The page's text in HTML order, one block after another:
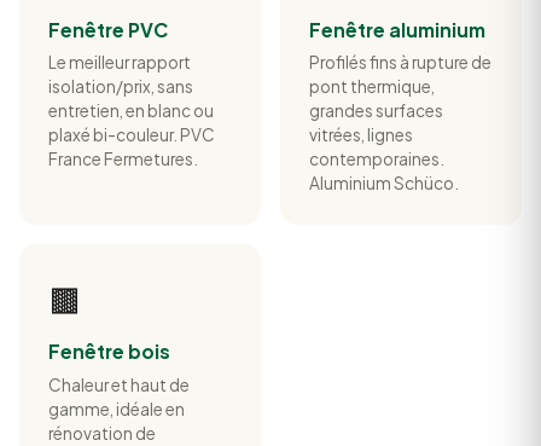
Fenêtre PVC
Le meilleur rapport
isolation/prix, sans
entretien, en blanc ou
plaxé bi-couleur. PVC
France Fermetures.
Fenêtre aluminium
Profilés fins à rupture de
pont thermique,
grandes surfaces
vitrées, lignes
contemporaines.
Aluminium Schüco.
🟫
Fenêtre bois
Chaleur et haut de
gamme, idéale en
rénovation de